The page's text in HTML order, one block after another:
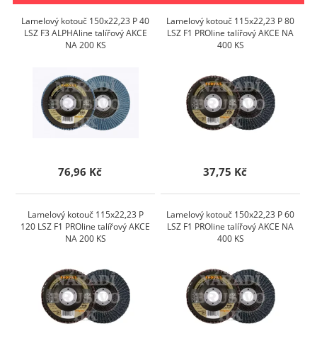
Lamelový kotouč 150x22,23 P 40
LSZ F3 ALPHAline talířový AKCE
NA 200 KS
76,96 Kč
Lamelový kotouč 115x22,23 P 80
LSZ F1 PROline talířový AKCE NA
400 KS
37,75 Kč
Lamelový kotouč 115x22,23 P
120 LSZ F1 PROline talířový AKCE
NA 200 KS
Lamelový kotouč 150x22,23 P 60
LSZ F1 PROline talířový AKCE NA
400 KS